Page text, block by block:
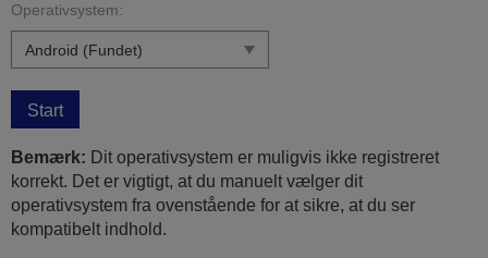
Operativsystem:
Start
Bemærk: Dit operativsystem er muligvis ikke registreret
korrekt. Det er vigtigt, at du manuelt vælger dit
operativsystem fra ovenstående for at sikre, at du ser
kompatibelt indhold.